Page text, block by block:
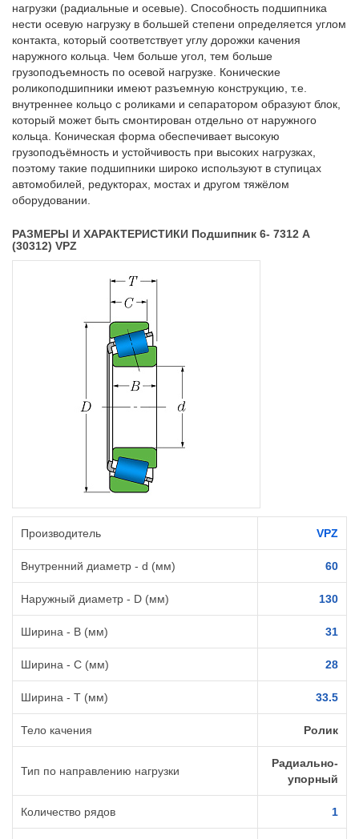
нагрузки (радиальные и осевые). Способность подшипника
нести осевую нагрузку в большей степени определяется углом
контакта, который соответствует углу дорожки качения
наружного кольца. Чем больше угол, тем больше
грузоподъемность по осевой нагрузке. Конические
роликоподшипники имеют разъемную конструкцию, т.е.
внутреннее кольцо с роликами и сепаратором образуют блок,
который может быть смонтирован отдельно от наружного
кольца. Коническая форма обеспечивает высокую
грузоподъёмность и устойчивость при высоких нагрузках,
поэтому такие подшипники широко используют в ступицах
автомобилей, редукторах, мостах и другом тяжёлом
оборудовании.
РАЗМЕРЫ И ХАРАКТЕРИСТИКИ Подшипник 6- 7312 А
(30312) VPZ
Производитель VPZ
Внутренний диаметр - d (мм) 60
Наружный диаметр - D (мм) 130
Ширина - B (мм) 31
Ширина - C (мм) 28
Ширина - T (мм) 33.5
Тело качения Ролик
Тип по направлению нагрузки
Радиально-
упорный
Количество рядов 1